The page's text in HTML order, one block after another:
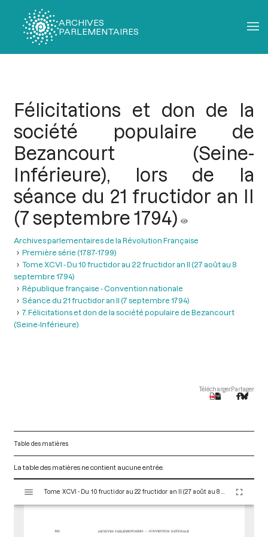
ARCHIVES
PARLEMENTAIRES
Félicitations et don de la
société populaire de
Bezancourt (Seine-
Inférieure), lors de la
séance du 21 fructidor an II
(7 septembre 1794)
Archives parlementaires de la Révolution Française
Première série (1787-1799)
Tome XCVI - Du 10 fructidor au 22 fructidor an II (27 août au 8
septembre 1794)
République française - Convention nationale
Séance du 21 fructidor an II (7 septembre 1794)
7. Félicitations et don de la société populaire de Bezancourt
(Seine-Inférieure)
TéléchargerPartager
Table des matières
La table des matières ne contient aucune entrée.
s